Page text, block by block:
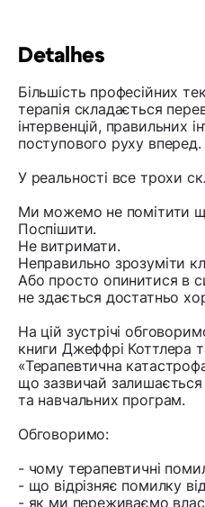
Detalhes
Більшість професійних
терапія складається
інтервенцій, правильних
поступового руху вперед.
У реальності все трохи
Ми можемо не помітити
Поспішити.
Не витримати.
Неправильно зрозуміти
Або просто опинитися в
не здається достатньо
На цій зустрічі
книги Джеффрі Коттлера
«Терапевтична
що зазвичай
та навчальних програм.
Обговоримо:
- чому терапевтичні
- що відрізняє помилку
- як ми переживаємо